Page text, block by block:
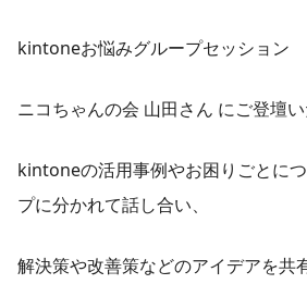
kintoneお悩みグループセッション
ニコちゃんの会 山田さん にご登壇い
kintoneの活用事例やお困りごとに
プに分かれて話し合い、
解決策や改善策などのアイデアを共